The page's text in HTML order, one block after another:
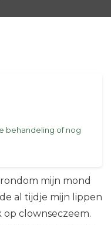
mijn mond
al tijdje mijn lippen
clownseczeem.
behandeling of nog